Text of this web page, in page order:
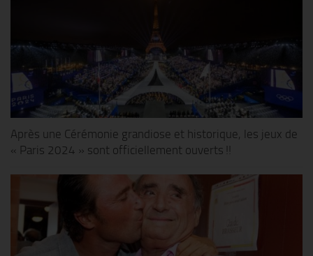
Après une Cérémonie grandiose et historique, les jeux de
« Paris 2024 » sont officiellement ouverts !!